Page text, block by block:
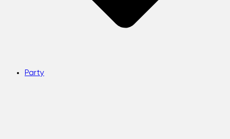
Party